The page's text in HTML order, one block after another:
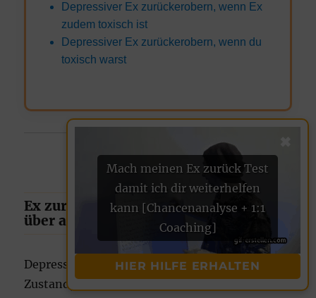
Mach meinen Ex zurück Test
damit ich dir weiterhelfen
kann [Chancenanalyse + 1:1
Coaching]
HIER HILFE ERHALTEN
Depressiver Ex zurückerobern, wenn Ex
zudem toxisch ist
Depressiver Ex zurückerobern, wenn du
toxisch warst
Ex zurück bei Depression – gib Zeit
über alles nachzudenken
Depressionen verändern unserern emotionalen
Zustand, unseren Hormonhaushalt und unsere